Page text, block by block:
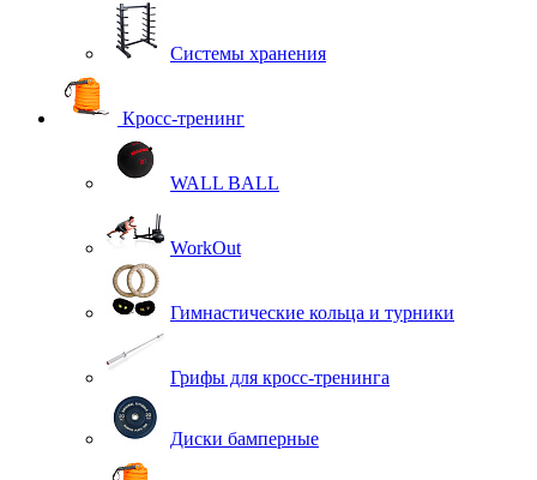
Системы хранения
Кросс-тренинг
WALL BALL
WorkOut
Гимнастические кольца и турники
Грифы для кросс-тренинга
Диски бамперные